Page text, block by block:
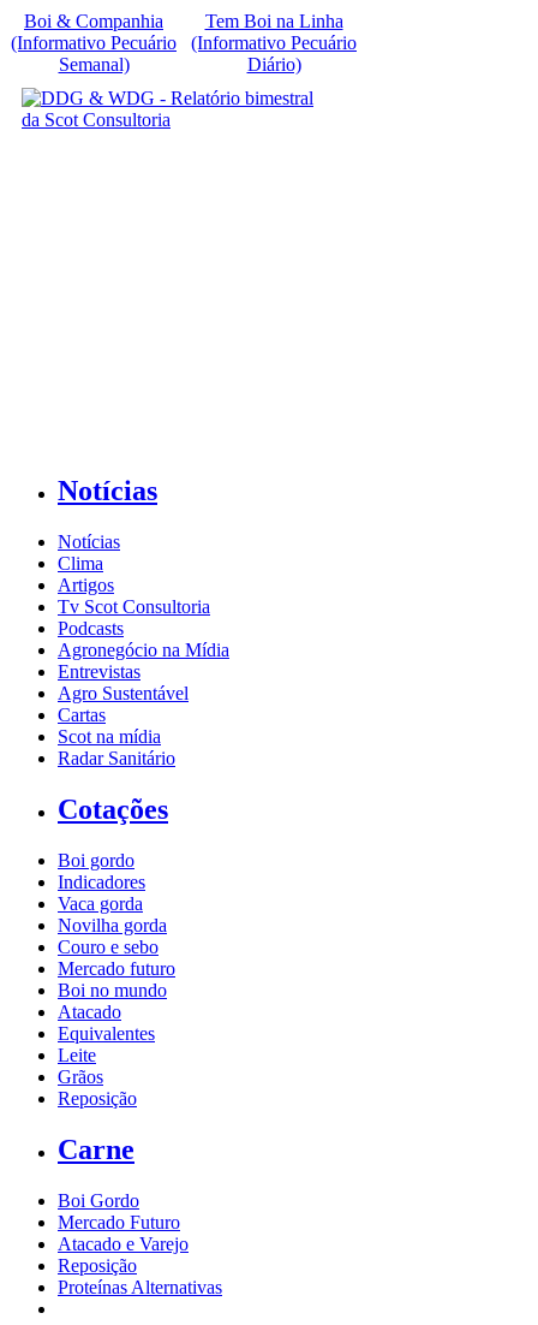
Boi & Companhia
(Informativo Pecuário
Semanal)
Tem Boi na Linha
(Informativo Pecuário
Diário)
Notícias
Notícias
Clima
Artigos
Tv Scot Consultoria
Podcasts
Agronegócio na Mídia
Entrevistas
Agro Sustentável
Cartas
Scot na mídia
Radar Sanitário
Cotações
Boi gordo
Indicadores
Vaca gorda
Novilha gorda
Couro e sebo
Mercado futuro
Boi no mundo
Atacado
Equivalentes
Leite
Grãos
Reposição
Carne
Boi Gordo
Mercado Futuro
Atacado e Varejo
Reposição
Proteínas Alternativas